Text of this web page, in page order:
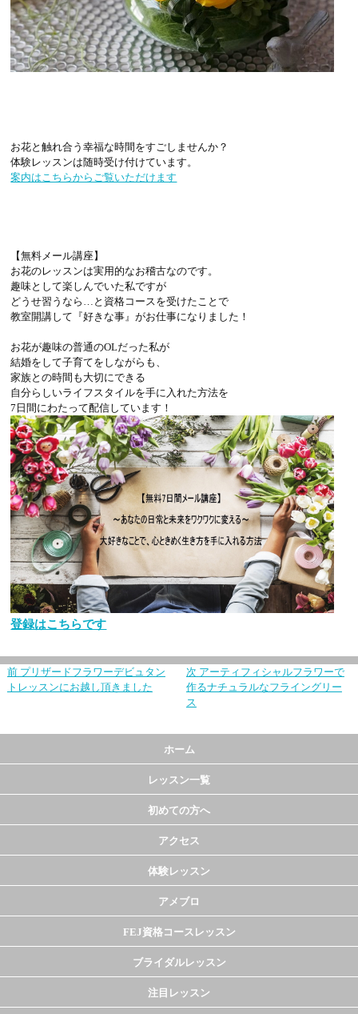
お花と触れ合う幸福な時間をすごしませんか？
体験レッスンは随時受け付けています。
案内はこちらからご覧いただけます
【無料メール講座】
お花のレッスンは実用的なお稽古なのです。
趣味として楽しんでいた私ですが
どうせ習うなら…と資格コースを受けたことで
教室開講して『好きな事』がお仕事になりました！
お花が趣味の普通のOLだった私が
結婚をして子育てをしながらも、
家族との時間も大切にできる
自分らしいライフスタイルを手に入れた方法を
7日間にわたって配信しています！
登録はこちらです
前 プリザードフラワーデビュタン
トレッスンにお越し頂きました
次 アーティフィシャルフラワーで
作るナチュラルなフライングリー
ス
ホーム
レッスン一覧
初めての方へ
アクセス
体験レッスン
アメブロ
FEJ資格コースレッスン
ブライダルレッスン
注目レッスン